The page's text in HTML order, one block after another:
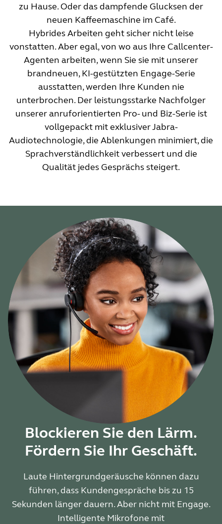
zu Hause. Oder das dampfende Glucksen der
neuen Kaffeemaschine im Café.
Hybrides Arbeiten geht sicher nicht leise
vonstatten. Aber egal, von wo aus Ihre Callcenter-
Agenten arbeiten, wenn Sie sie mit unserer
brandneuen, KI-gestützten Engage-Serie
ausstatten, werden Ihre Kunden nie
unterbrochen. Der leistungsstarke Nachfolger
unserer anruforientierten Pro- und Biz-Serie ist
vollgepackt mit exklusiver Jabra-
Audiotechnologie, die Ablenkungen minimiert, die
Sprachverständlichkeit verbessert und die
Qualität jedes Gesprächs steigert.
Blockieren Sie den Lärm.
Fördern Sie Ihr Geschäft.
Laute Hintergrundgeräusche können dazu
führen, dass Kundengespräche bis zu 15
Sekunden länger dauern. Aber nicht mit Engage.
Intelligente Mikrofone mit